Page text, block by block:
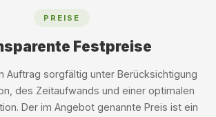
PREISE
Festpreise
Auftrag sorgfältig unter Berücksichtigung
des Zeitaufwands und einer optimalen
Der im Angebot genannte Preis ist ein